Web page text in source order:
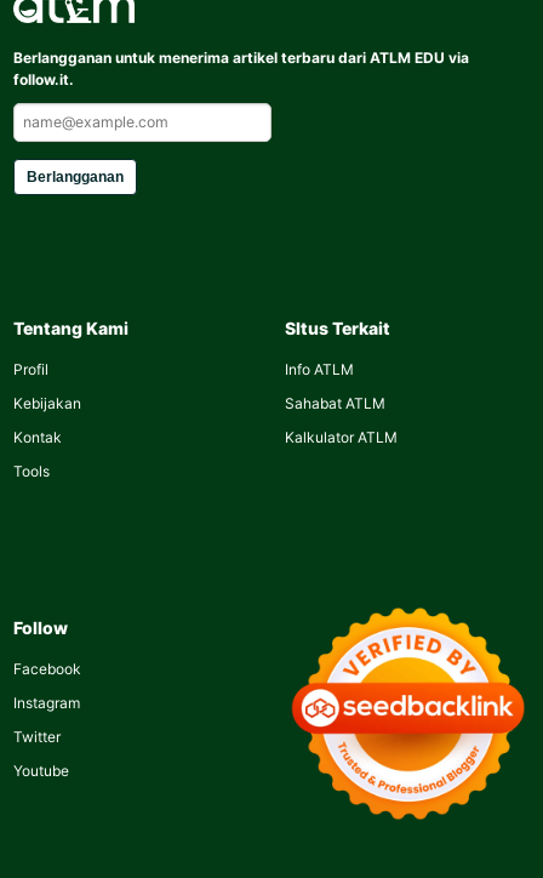
Berlangganan untuk menerima artikel terbaru dari ATLM EDU via
follow.it.
Berlangganan
Tentang Kami
Profil
Kebijakan
Kontak
Tools
SItus Terkait
Info ATLM
Sahabat ATLM
Kalkulator ATLM
Follow
Facebook
Instagram
Twitter
Youtube